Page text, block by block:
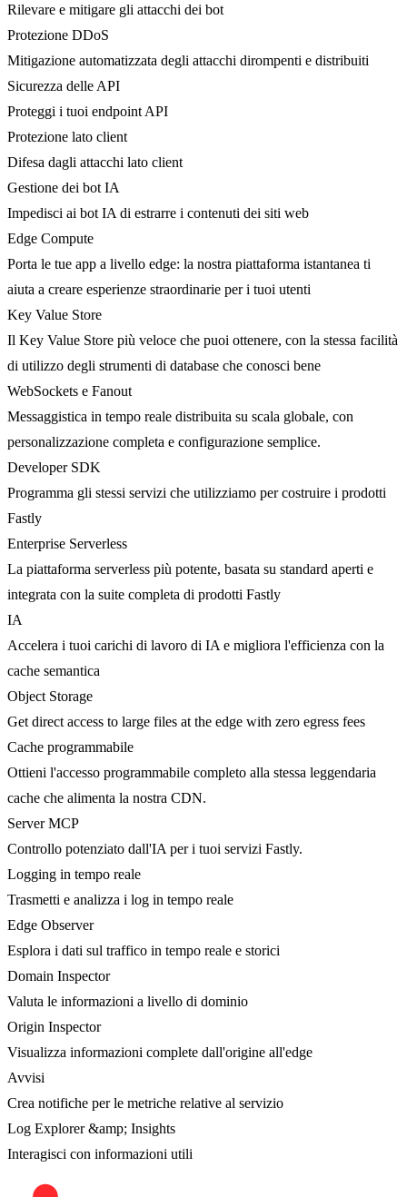
Rilevare e mitigare gli attacchi dei bot
Protezione DDoS
Mitigazione automatizzata degli attacchi dirompenti e distribuiti
Sicurezza delle API
Proteggi i tuoi endpoint API
Protezione lato client
Difesa dagli attacchi lato client
Gestione dei bot IA
Impedisci ai bot IA di estrarre i contenuti dei siti web
Edge Compute
Porta le tue app a livello edge: la nostra piattaforma istantanea ti
aiuta a creare esperienze straordinarie per i tuoi utenti
Key Value Store
Il Key Value Store più veloce che puoi ottenere, con la stessa facilità
di utilizzo degli strumenti di database che conosci bene
WebSockets e Fanout
Messaggistica in tempo reale distribuita su scala globale, con
personalizzazione completa e configurazione semplice.
Developer SDK
Programma gli stessi servizi che utilizziamo per costruire i prodotti
Fastly
Enterprise Serverless
La piattaforma serverless più potente, basata su standard aperti e
integrata con la suite completa di prodotti Fastly
IA
Accelera i tuoi carichi di lavoro di IA e migliora l'efficienza con la
cache semantica
Object Storage
Get direct access to large files at the edge with zero egress fees
Cache programmabile
Ottieni l'accesso programmabile completo alla stessa leggendaria
cache che alimenta la nostra CDN.
Server MCP
Controllo potenziato dall'IA per i tuoi servizi Fastly.
Logging in tempo reale
Trasmetti e analizza i log in tempo reale
Edge Observer
Esplora i dati sul traffico in tempo reale e storici
Domain Inspector
Valuta le informazioni a livello di dominio
Origin Inspector
Visualizza informazioni complete dall'origine all'edge
Avvisi
Crea notifiche per le metriche relative al servizio
Log Explorer &amp; Insights
Interagisci con informazioni utili